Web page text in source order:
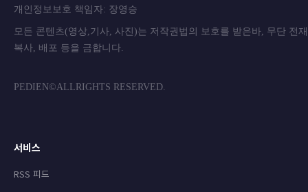
개인정보보호 책임자: 장영승
모든 콘텐츠(영상,기사, 사진)는 저작권법의 보호를 받은바, 무단 전
복사, 배포 등을 금합니
PEDIEN©ALLRIGHTS RESERVED.
서비스
RSS 피드